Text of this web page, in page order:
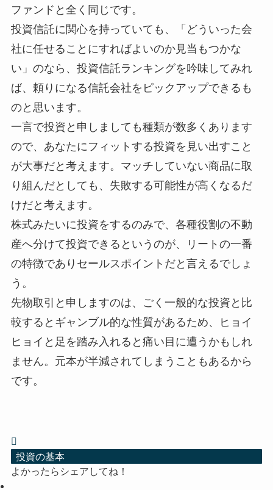
ファンドと全く同じです。
投資信託に関心を持っていても、「どういった会
社に任せることにすればよいのか見当もつかな
い」のなら、投資信託ランキングを吟味してみれ
ば、頼りになる信託会社をピックアップできるも
のと思います。
一言で投資と申しましても種類が数多くあります
ので、あなたにフィットする投資を見い出すこと
が大事だと考えます。マッチしていない商品に取
り組んだとしても、失敗する可能性が高くなるだ
けだと考えます。
株式みたいに投資をするのみで、各種役割の不動
産へ分けて投資できるというのが、リートの一番
の特徴でありセールスポイントだと言えるでしょ
う。
先物取引と申しますのは、ごく一般的な投資と比
較するとギャンブル的な性質があるため、ヒョイ
ヒョイと足を踏み入れると痛い目に遭うかもしれ
ません。元本が半減されてしまうこともあるから
です。
投資の基本
よかったらシェアしてね！